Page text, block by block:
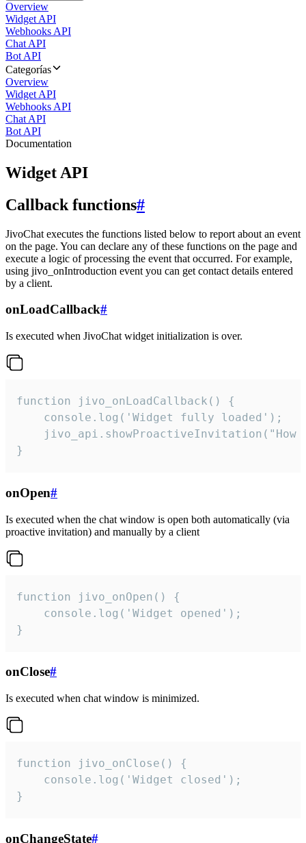
Overview
Widget API
Webhooks API
Chat API
Bot API
Categorías
Overview
Widget API
Webhooks API
Chat API
Bot API
Documentation
Widget API
Callback functions#
JivoChat executes the functions listed below to report about an event
on the page. You can declare any of these functions on the page and
execute a logic of processing the event that occurred. For example,
using jivo_onIntroduction event you can get contact details entered
by a client.
onLoadCallback#
Is executed when JivoChat widget initialization is over.
function jivo_onLoadCallback() {
    console.log('Widget fully loaded');
jivo_api.showProactiveInvitation("How
}
onOpen#
Is executed when the chat window is open both automatically (via
proactive invitation) and manually by a client
function jivo_onOpen() {
    console.log('Widget opened');
}
onClose#
Is executed when chat window is minimized.
function jivo_onClose() {
    console.log('Widget closed');
}
onChangeState#